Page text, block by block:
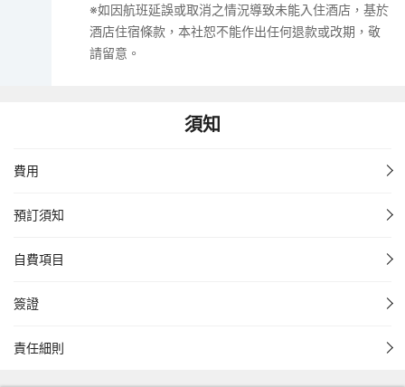
※如因航班延誤或取消之情況導致未能入住酒店，基於
酒店住宿條款，本社恕不能作出任何退款或改期，敬
請留意。
須知
費用
預訂須知
自費項目
簽證
責任細則